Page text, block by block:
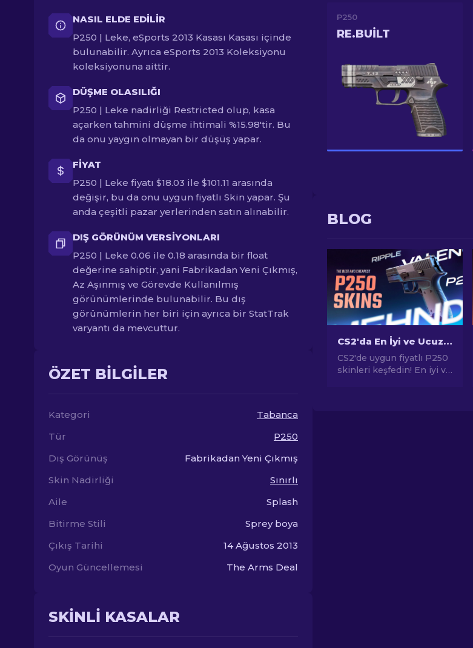
NASIL ELDE EDILIR
P250 | Leke, eSports 2013 Kasası Kasası içinde
bulunabilir. Ayrıca eSports 2013 Koleksiyonu
koleksiyonuna aittir.
DÜŞME OLASILIĞI
P250 | Leke nadirliği Restricted olup, kasa
açarken tahmini düşme ihtimali %15.98'tir. Bu
da onu yaygın olmayan bir düşüş yapar.
FIYAT
P250 | Leke fiyatı $18.03 ile $101.11 arasında
değişir, bu da onu uygun fiyatlı Skin yapar. Şu
anda çeşitli pazar yerlerinden satın alınabilir.
DIŞ GÖRÜNÜM VERSIYONLARI
P250 | Leke 0.06 ile 0.18 arasında bir float
değerine sahiptir, yani Fabrikadan Yeni Çıkmış,
Az Aşınmış ve Görevde Kullanılmış
görünümlerinde bulunabilir. Bu dış
görünümlerin her biri için ayrıca bir StatTrak
varyantı da mevcuttur.
ÖZET BILGILER
Kategori
Tabanca
Tür
P250
Dış Görünüş
Fabrikadan Yeni Çıkmış
Skin Nadirliği
Sınırlı
Aile
Splash
Bitirme Stili
Sprey boya
Çıkış Tarihi
14 Ağustos 2013
Oyun Güncellemesi
The Arms Deal
SKINLI KASALAR
P250
RE.BUILT
BLOG
CS2'da En İyi ve Ucuz P250 Skinleri [2026]
CS2'de uygun fiyatlı P250
skinleri keşfedin! En iyi ve